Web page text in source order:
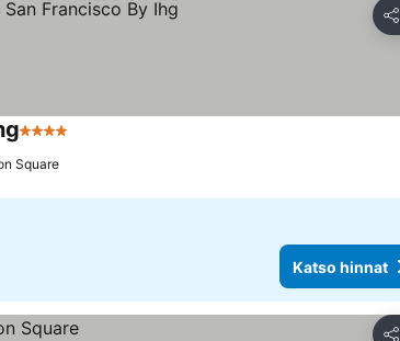
Jaa
4 Tähtiluokitus
Square
Katso hinnat